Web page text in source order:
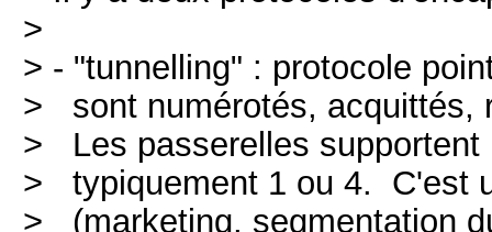
>
> - "tunnelling" : protocole
> sont numérotés, acquittés,
> Les passerelles supportent
> typiquement 1 ou 4. C'est
> (marketing, segmentation